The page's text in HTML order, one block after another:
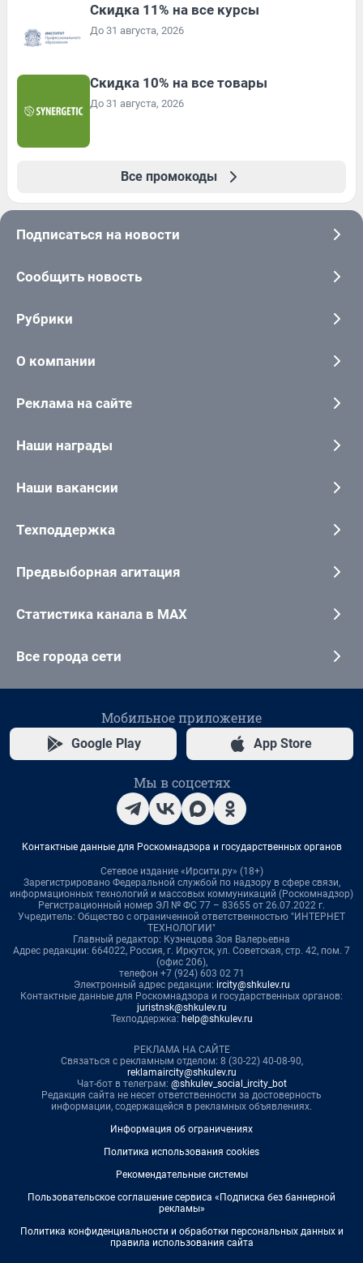
Скидка 11% на все курсы
До 31 августа, 2026
Скидка 10% на все товары
До 31 августа, 2026
Все промокоды
Подписаться на новости
Сообщить новость
Рубрики
О компании
Реклама на сайте
Наши награды
Наши вакансии
Техподдержка
Предвыборная агитация
Статистика канала в MAX
Все города сети
Мобильное приложение
Google Play App Store
Мы в соцсетях
Контактные данные для Роскомнадзора и государственных органов
Сетевое издание «Ирсити.ру» (18+)
Зарегистрировано Федеральной службой по надзору в сфере связи,
информационных технологий и массовых коммуникаций (Роскомнадзор)
Регистрационный номер ЭЛ № ФС 77 – 83655 от 26.07.2022 г.
Учредитель: Общество с ограниченной ответственностью "ИНТЕРНЕТ
ТЕХНОЛОГИИ"
Главный редактор: Кузнецова Зоя Валерьевна
Адрес редакции: 664022, Россия, г. Иркутск, ул. Советская, стр. 42, пом. 7
(офис 206),
телефон +7 (924) 603 02 71
Электронный адрес редакции: ircity@shkulev.ru
Контактные данные для Роскомнадзора и государственных органов:
juristnsk@shkulev.ru
Техподдержка: help@shkulev.ru
РЕКЛАМА НА САЙТЕ
Связаться с рекламным отделом: 8 (30-22) 40-08-90,
reklamaircity@shkulev.ru
Чат-бот в телеграм: @shkulev_social_ircity_bot
Редакция сайта не несет ответственности за достоверность
информации, содержащейся в рекламных объявлениях.
Информация об ограничениях
Политика использования cookies
Рекомендательные системы
Пользовательское соглашение сервиса «Подписка без баннерной
рекламы»
Политика конфиденциальности и обработки персональных данных и
правила использования сайта